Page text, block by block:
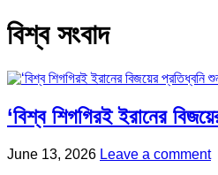
বিশ্ব সংবাদ
‘বিশ্ব শিগগিরই ইরানের
June 13, 2026 Leave a comment